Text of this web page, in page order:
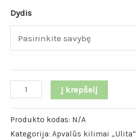
Dydis
Į krepšelį
Produkto kodas: N/A
Kategorija: Apvalūs kilimai „Ulita“